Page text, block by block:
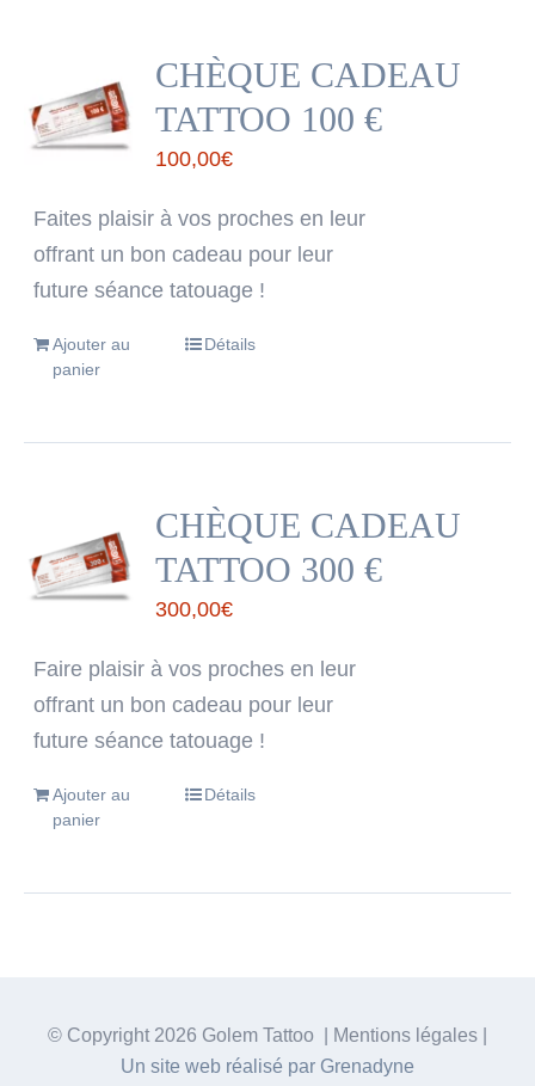
CHÈQUE CADEAU
TATTOO 100 €
100,00€
Faites plaisir à vos proches en leur
offrant un bon cadeau pour leur
future séance tatouage !
Ajouter au
panier
Détails
CHÈQUE CADEAU
TATTOO 300 €
300,00€
Faire plaisir à vos proches en leur
offrant un bon cadeau pour leur
future séance tatouage !
Ajouter au
panier
Détails
© Copyright 2026 Golem Tattoo | Mentions légales |
Un site web réalisé par Grenadyne